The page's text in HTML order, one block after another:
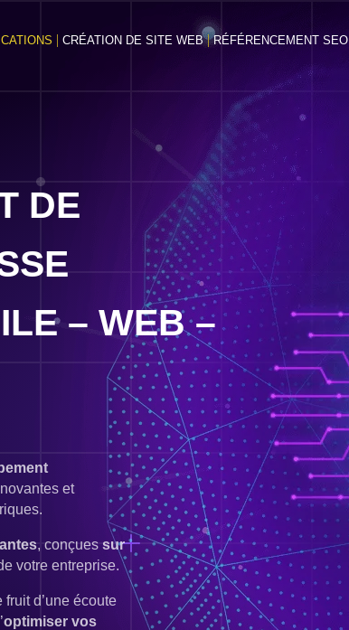
CRÉATION DE SITE WEB RÉFÉRENCEMENT SEO
DE
– WEB –
et
, conçuessur
votre entreprise.
d’une écoute
optimiser vos